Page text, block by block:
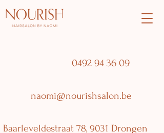
0492 94 36 09
naomi@nourishsalon.be
Baarleveldestraat 78, 9031 Drongen